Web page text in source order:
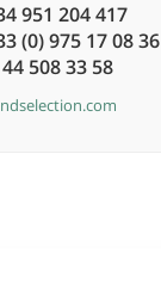
951 204 417
(0) 975 17 08 36
508 33 58